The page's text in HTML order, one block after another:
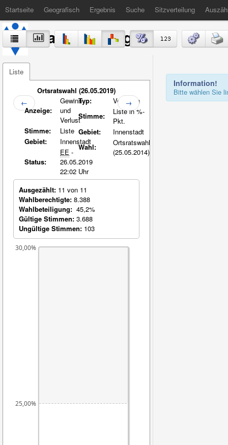
Startseite Geografisch Ergebnis Suche Sitzverteilung
Stadt Völklingen
Liste
Ortsratswahl (26.05.2019)
←
Anzeige:
Gewinn
und
Verlust
Stimme:
Liste
Gebiet:
Innenstadt
Status:
EE -
26.05.2019
22:02 Uhr
Typ:
Vergleich
Stimme:
Liste in %-
Pkt.
Gebiet:
Innenstadt
Wahl:
Ortsratswahl
(25.05.2014)
→
Ausgezählt: 11 von 11
Wahlberechtigte: 8.388
Wahlbeteiligung: 45,2%
Gültige Stimmen: 3.688
Ungültige Stimmen: 103
25,00%
30,00%
Information!
Bitte wählen Sie